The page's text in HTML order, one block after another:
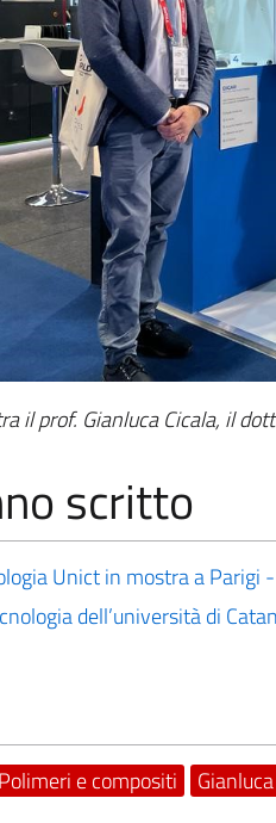
il prof. Gianluca Cicala, il
scritto
Unict in mostra a Parigi -
dell’università di
Polimeri e compositi